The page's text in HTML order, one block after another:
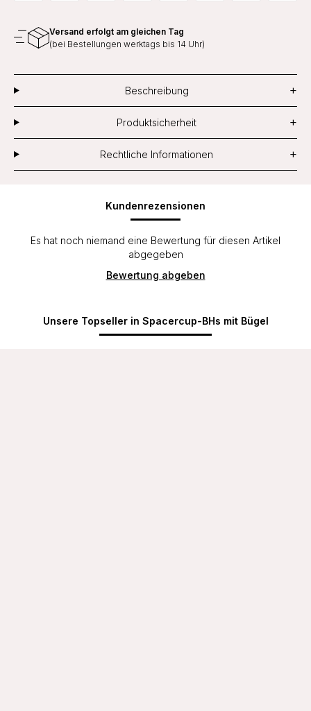
Versand erfolgt am gleichen Tag
(bei Bestellungen werktags bis 14 Uhr)
Beschreibung +
Produktsicherheit +
Rechtliche Informationen +
Kundenrezensionen
Es hat noch niemand eine Bewertung für diesen Artikel
abgegeben
Bewertung abgeben
Unsere Topseller in Spacercup-BHs mit Bügel